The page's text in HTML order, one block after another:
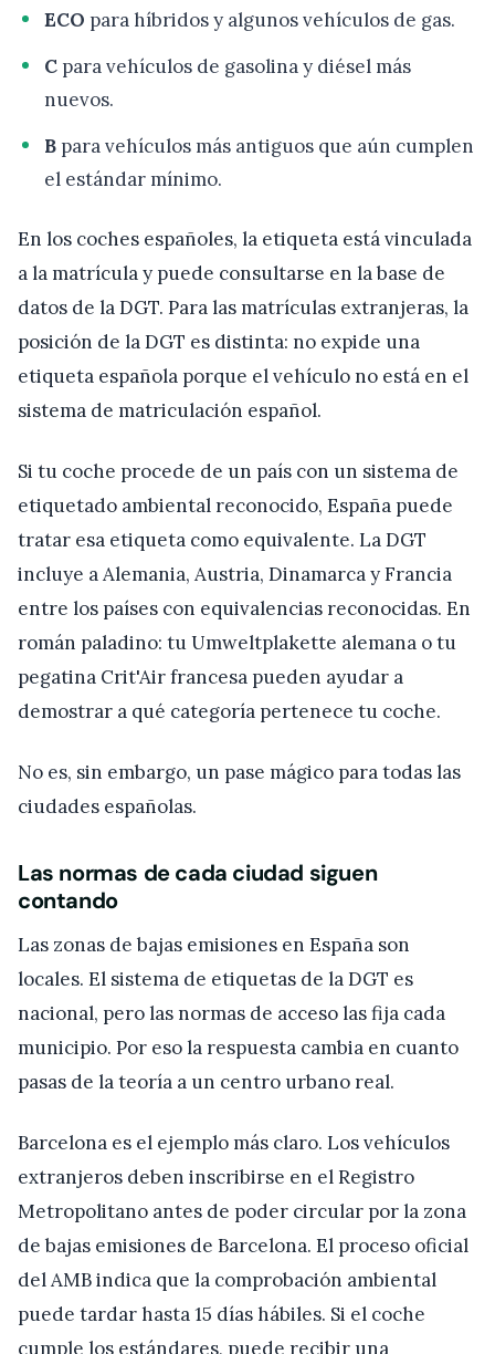
ECO para híbridos y algunos vehículos de gas.
C para vehículos de gasolina y diésel más
nuevos.
B para vehículos más antiguos que aún cumplen
el estándar mínimo.
En los coches españoles, la etiqueta está vinculada
a la matrícula y puede consultarse en la base de
datos de la DGT. Para las matrículas extranjeras, la
posición de la DGT es distinta: no expide una
etiqueta española porque el vehículo no está en el
sistema de matriculación español.
Si tu coche procede de un país con un sistema de
etiquetado ambiental reconocido, España puede
tratar esa etiqueta como equivalente. La DGT
incluye a Alemania, Austria, Dinamarca y Francia
entre los países con equivalencias reconocidas. En
román paladino: tu Umweltplakette alemana o tu
pegatina Crit'Air francesa pueden ayudar a
demostrar a qué categoría pertenece tu coche.
No es, sin embargo, un pase mágico para todas las
ciudades españolas.
Las normas de cada ciudad siguen
contando
Las zonas de bajas emisiones en España son
locales. El sistema de etiquetas de la DGT es
nacional, pero las normas de acceso las fija cada
municipio. Por eso la respuesta cambia en cuanto
pasas de la teoría a un centro urbano real.
Barcelona es el ejemplo más claro. Los vehículos
extranjeros deben inscribirse en el Registro
Metropolitano antes de poder circular por la zona
de bajas emisiones de Barcelona. El proceso oficial
del AMB indica que la comprobación ambiental
puede tardar hasta 15 días hábiles. Si el coche
cumple los estándares, puede recibir una